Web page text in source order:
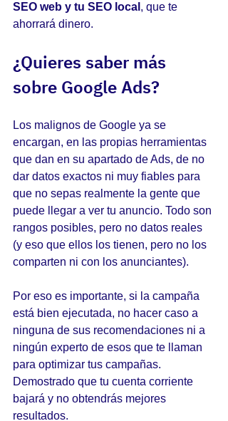
SEO web y tu SEO local , que te
ahorrará dinero.
¿Quieres saber más
sobre Google Ads?
Los malignos de Google ya se
encargan, en las propias herramientas
que dan en su apartado de Ads, de no
dar datos exactos ni muy fiables para
que no sepas realmente la gente que
puede llegar a ver tu anuncio. Todo son
rangos posibles, pero no datos reales
(y eso que ellos los tienen, pero no los
comparten ni con los anunciantes).
Por eso es importante, si la campaña
está bien ejecutada, no hacer caso a
ninguna de sus recomendaciones ni a
ningún experto de esos que te llaman
para optimizar tus campañas.
Demostrado que tu cuenta corriente
bajará y no obtendrás mejores
resultados.